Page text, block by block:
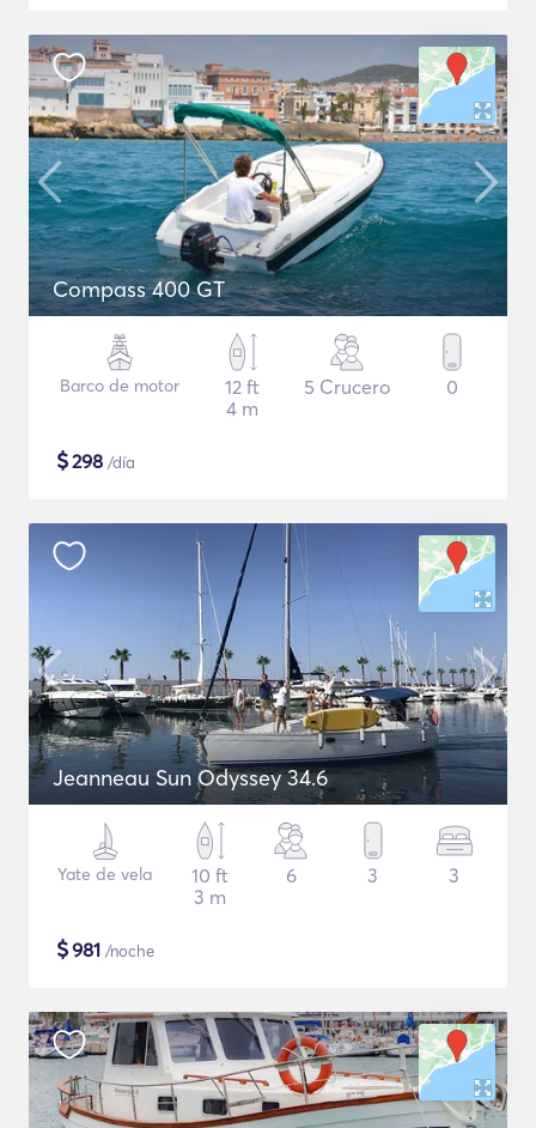
Compass 400 GT
Barco de motor
12 ft
4 m
5 Crucero 0
$298 /día
Jeanneau Sun Odyssey 34.6
Yate de vela
10 ft
3 m
6 3 3
$981 /noche